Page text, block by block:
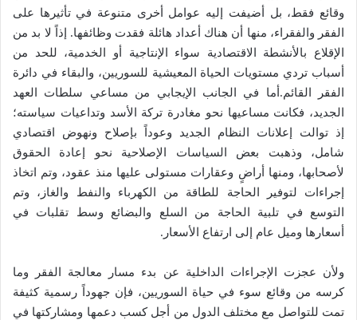
وقائع فقط، بل أضيفت إليه عوامل أخرى متنوعة في تأثيرها على
الفقر والفقراء، منها أن هناك أعداد هائلة فقدت وظائفها. إذاً لا بد من
الإقلاع بالأنشطة الاقتصادية سواء الإنتاجية أو الخدمية، للحد من
أسباب تردي مستويات الحياة المعيشية للسوريين، والبقاء في دائرة
الفقر القائم.أما في الجانب الإيجابي من مساعي سلطات العهد
الجديد، فكانت مساعيها نحو مغادرة تركة الأسد وتداعيات سياسته؛
إذ توالت إعلانات النظام الجديد وعوداً بإصلاح ونهوض اقتصادي
شامل، وذهبت بعض السياسات الإصلاحية نحو إعادة الحقوق
لأصحابها، ومنها أراضٍ وعقارات مستولى عليها منذ عقود، وتم اتخاذ
إجراءات لتوفير الحاجة للطاقة من الكهرباء والنفط والغاز، وتم
التوسع في تلبية الحاجة من السلع والبضائع وسط تقلبات في
أسعارها وميل عام إلى ارتفاع الأسعار.
ولأن عجزت الإجراءات الداخلية عن بدء مسار معالجة الفقر وما
كرسه من وقائع سوء في حياة السوريين، فإن جهوداً رسمية كثيفة
تمت للتواصل مع مختلف الدول من أجل كسب دعمها ومشاركتها في